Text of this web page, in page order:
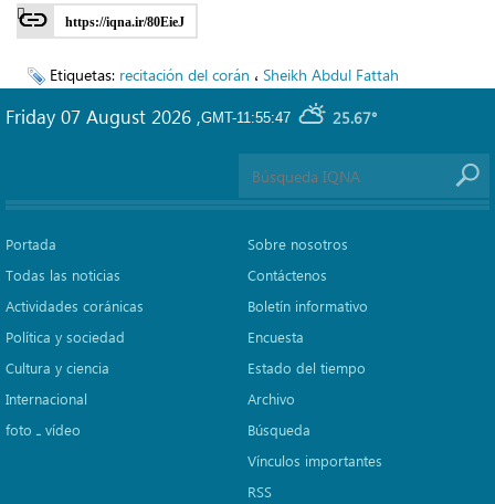
https://iqna.ir/80EieJ
Etiquetas: recitación del corán ، Sheikh Abdul Fattah
GMT-11:55:47 25.67°
Friday 07 August 2026 ,
Portada
Todas las noticias
Actividades coránicas
Política y sociedad
Cultura y ciencia
Internacional
foto ـ vídeo
Sobre nosotros
Contáctenos
Boletín informativo
Encuesta
Estado del tiempo
Archivo
Búsqueda
Vínculos importantes
RSS